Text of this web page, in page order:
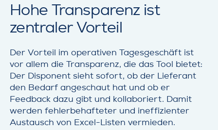
Hohe Transparenz ist
zentraler Vorteil
Der Vorteil im operativen Tagesgeschäft ist
vor allem die Transparenz, die das Tool bietet:
Der Disponent sieht sofort, ob der Lieferant
den Bedarf angeschaut hat und ob er
Feedback dazu gibt und kollaboriert. Damit
werden fehlerbehafteter und ineffizienter
Austausch von Excel-Listen vermieden.